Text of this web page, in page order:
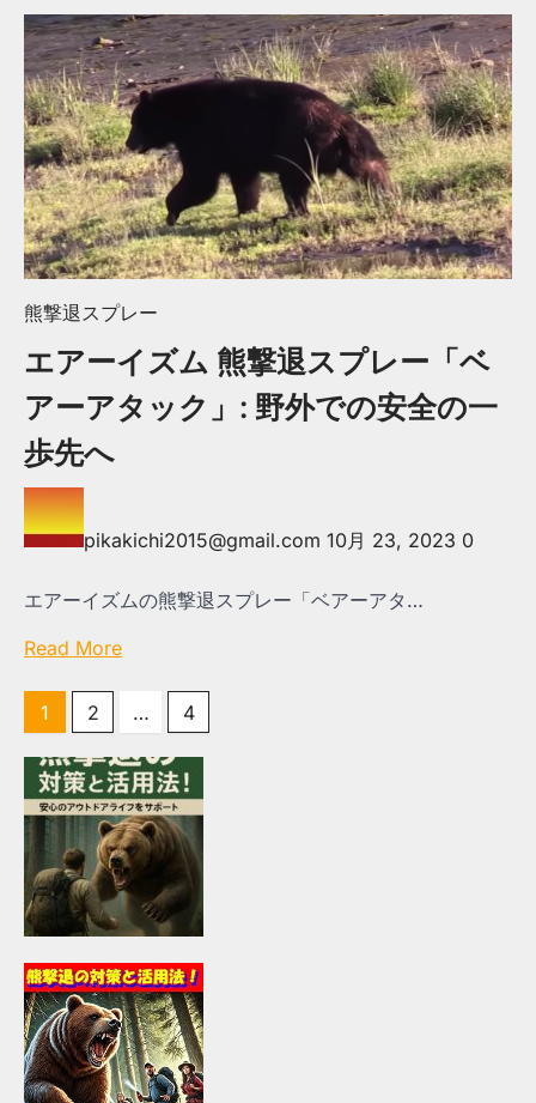
熊撃退スプレー
エアーイズム 熊撃退スプレー「ベ
アーアタック」: 野外での安全の一
歩先へ
pikakichi2015@gmail.com 10月 23, 2023 0
エアーイズムの熊撃退スプレー「ベアーアタ…
Read More
投
の
ペ
ー
ジ
送
り
1 2 … 4